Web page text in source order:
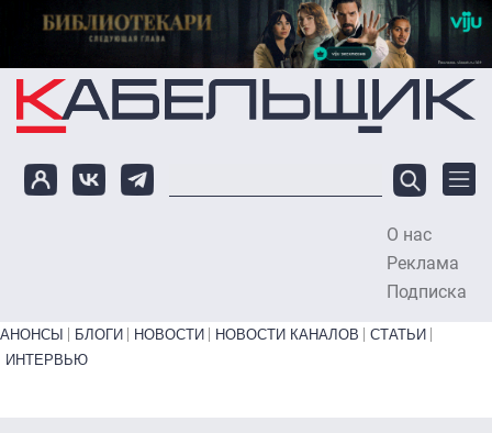
Перейти к основному содержанию
О нас
Реклама
Подписка
Primary links bottom
АНОНСЫ БЛОГИ НОВОСТИ НОВОСТИ КАНАЛОВ
СТАТЬИ
ИНТЕРВЬЮ